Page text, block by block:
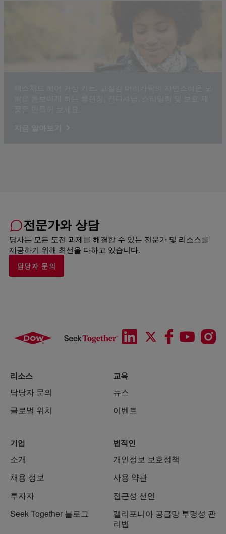
전문가와 상담
당사는 모든 도전 과제를 해결할 수 있는 전문가 및 리소스를
제공하기 위해 최선을 다하고 있습니다.
담당자 문의
리소스
담당자 문의
글로벌 위치
교육
뉴스
이벤트
기업
소개
채용 정보
투자자
Seek Together 블로그
법적인
개인정보 보호정책
사용 약관
접근성 선언
캘리포니아 공급망 투명성 관
리법